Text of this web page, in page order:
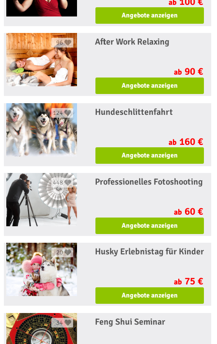
ab
Angebote anzeigen
96 After Work Relaxing
ab 90 €
Angebote anzeigen
124 Hundeschlittenfahrt
ab 160 €
Angebote anzeigen
448 Professionelles Fotoshooting
ab 60 €
Angebote anzeigen
20 Husky Erlebnistag für Kinder
ab 75 €
Angebote anzeigen
34 Feng Shui Seminar